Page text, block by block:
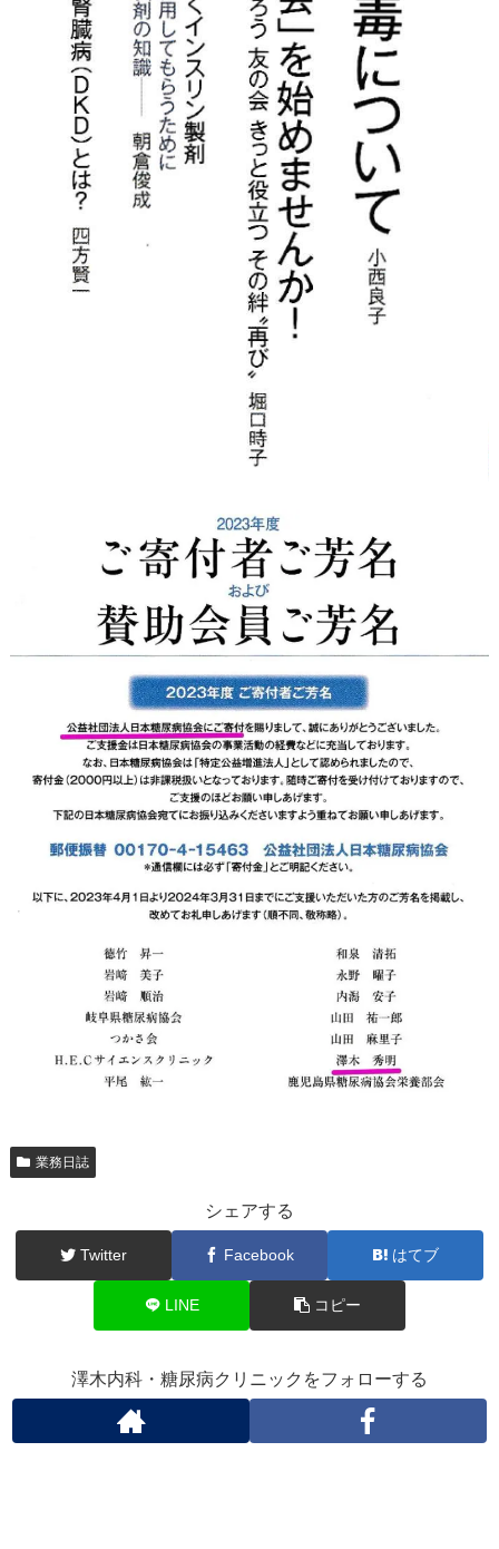
業務日誌
シェアする
Twitter Facebook はてブ
LINE コピー
澤木内科・糖尿病クリニックをフォローする